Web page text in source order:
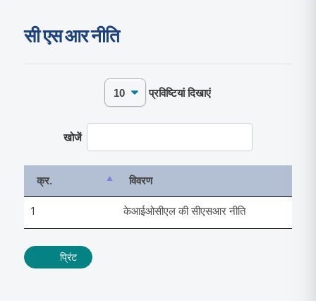
सी एस आर नीति
प्रविष्टियां दिखाएं
खोजें
क्र. विवरण
1 केआईओसीएल की सीएसआर नीति
प्रिंट